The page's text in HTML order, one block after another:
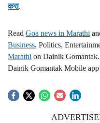
करा.
Read Goa news in Marathi
Business, Politics,
Marathi on Dainik
Dainik Gomantak Mobile